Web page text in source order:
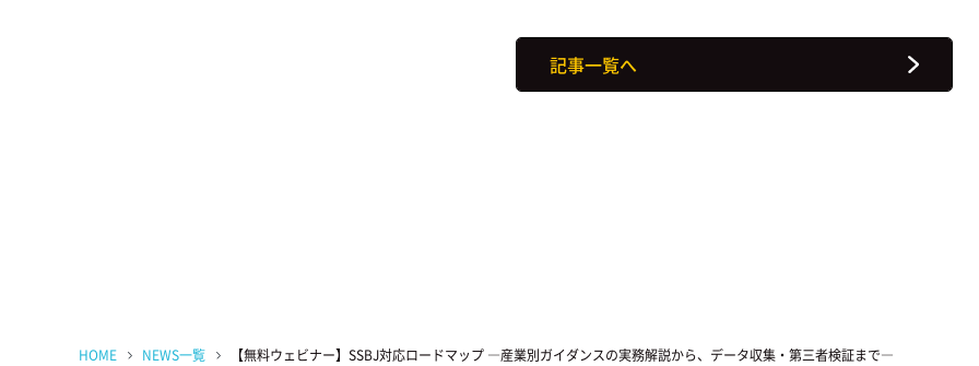
記事一覧へ
HOME NEWS一覧 【無料ウェビナー】SSBJ対応ロードマップ ―産業別ガイダンスの実務解説から、データ収集・第三者検証まで―